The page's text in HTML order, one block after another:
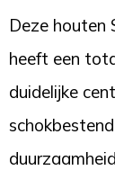
Deze houten
heeft een
duidelijke